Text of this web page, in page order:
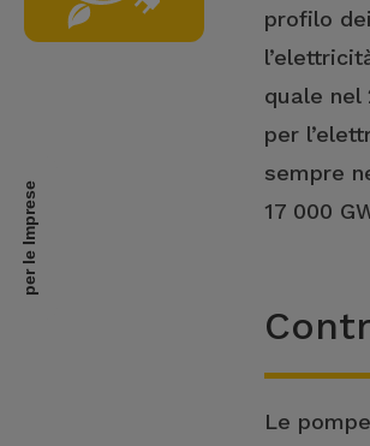
profilo
quale nel
per
sempre
17 000
Le
per le Imprese